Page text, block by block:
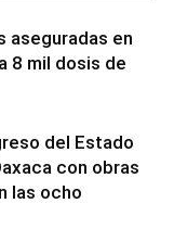
aseguradas en
8 mil dosis de
del Estado
con obras
las ocho